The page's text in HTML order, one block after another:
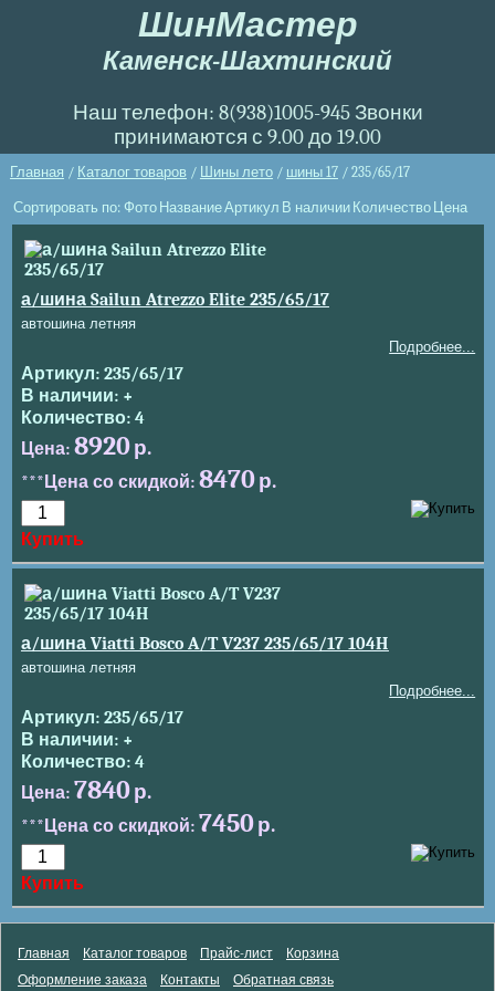
ШинМастер
Каменск-Шахтинский
Наш телефон: 8(938)1005-945 Звонки
принимаются с 9.00 до 19.00
Главная / Каталог товаров / Шины лето/ шины 17/ 235/65/17
Фото НазваниеАртикул В наличии Количество
Цена
***Цена со скидкойЗаказ
а/шина Sailun Atrezzo Elite 235/65/17
автошина летняя
Подробнее...
235/65/17
+
4
8920
8470
Купить
а/шина Viatti Bosco A/T V237 235/65/17 104H
автошина летняя
Подробнее...
235/65/17
+
4
7840
7450
Купить
Главная Каталог товаров Прайс-лист
Корзина
Оформление заказа
Контакты Обратная связь